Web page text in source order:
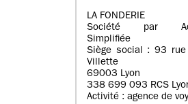
LA FONDERIE
Société par
Simplifiée
Siège social : 93
Villette
69003 Lyon
338 699 093 RCS
Activité : agence de